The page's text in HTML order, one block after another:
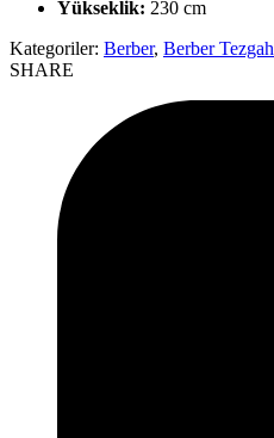
Yükseklik: 230 cm
Kategoriler: Berber, Berber
SHARE